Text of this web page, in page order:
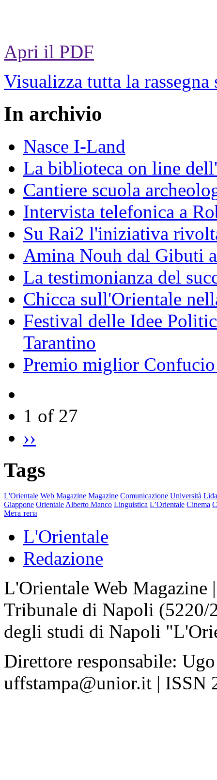
Apri il PDF
Visualizza tutta la rassegna
In archivio
Nasce I-Land
La biblioteca on line
Cantiere scuola
Intervista telefonica a
Su Rai2 l'iniziativa
Amina Nouh dal Gibuti
La testimonianza del
Chicca sull'Orientale
Festival delle Idee
Tarantino
Premio miglior
1 of 27
››
Tags
L'Orientale Web Magazine Magazine Comunicazione Università
Giappone Orientale Alberto Manco Linguistica L’Orientale Cinema
Мета теги
L'Orientale
Redazione
L'Orientale Web Magazine
Tribunale di Napoli
degli studi di Napoli
Direttore responsabile:
uffstampa@unior.it | ISSN